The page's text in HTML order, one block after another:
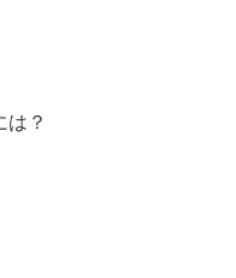
は？